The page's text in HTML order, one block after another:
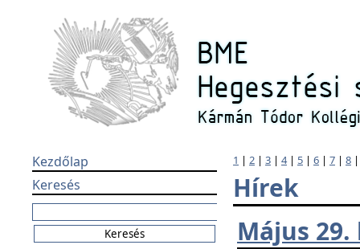
Kezdőlap
Keresés
1 | 2 | 3 | 4| 5 | 6 | 7 | 8
Hírek
Május